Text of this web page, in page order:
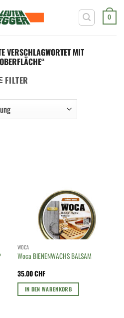
0
VERSCHLAGWORTET MIT
FILTER
WOCA
Woca BIENENWACHS BALSAM
35.00CHF
IN DEN WARENKORB